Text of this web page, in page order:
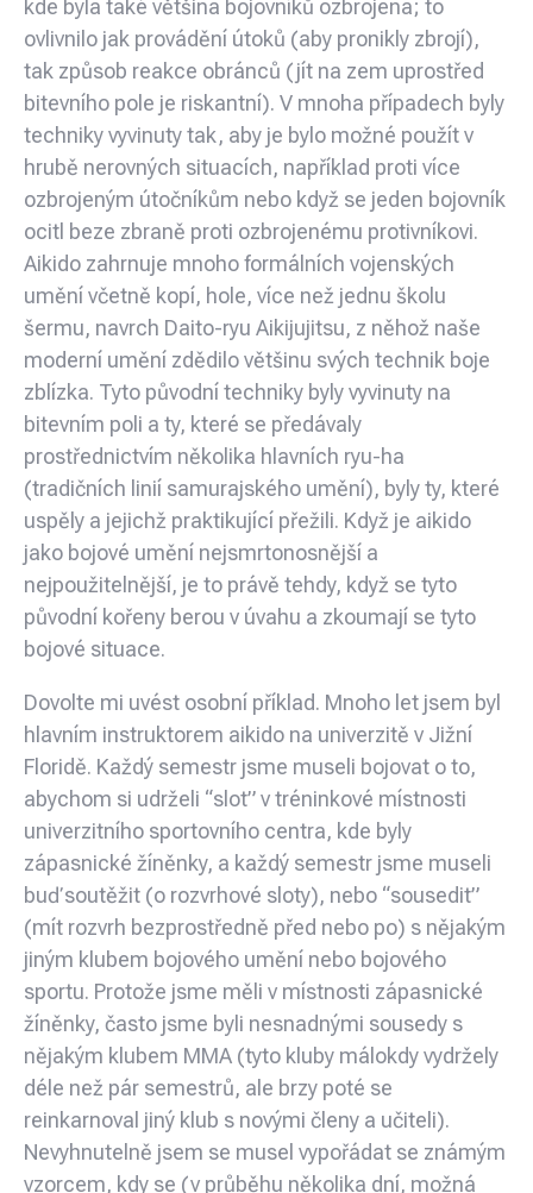
kde byla také většina bojovníků ozbrojena; to
ovlivnilo jak provádění útoků (aby pronikly zbrojí),
tak způsob reakce obránců (jít na zem uprostřed
bitevního pole je riskantní). V mnoha případech byly
techniky vyvinuty tak, aby je bylo možné použít v
hrubě nerovných situacích, například proti více
ozbrojeným útočníkům nebo když se jeden bojovník
ocitl beze zbraně proti ozbrojenému protivníkovi.
Aikido zahrnuje mnoho formálních vojenských
umění včetně kopí, hole, více než jednu školu
šermu, navrch Daito-ryu Aikijujitsu, z něhož naše
moderní umění zdědilo většinu svých technik boje
zblízka. Tyto původní techniky byly vyvinuty na
bitevním poli a ty, které se předávaly
prostřednictvím několika hlavních ryu-ha
(tradičních linií samurajského umění), byly ty, které
uspěly a jejichž praktikující přežili. Když je aikido
jako bojové umění nejsmrtonosnější a
nejpoužitelnější, je to právě tehdy, když se tyto
původní kořeny berou v úvahu a zkoumají se tyto
bojové situace.
Dovolte mi uvést osobní příklad. Mnoho let jsem byl
hlavním instruktorem aikido na univerzitě v Jižní
Floridě. Každý semestr jsme museli bojovat o to,
abychom si udrželi “slot” v tréninkové místnosti
univerzitního sportovního centra, kde byly
zápasnické žíněnky, a každý semestr jsme museli
buď soutěžit (o rozvrhové sloty), nebo “sousedit”
(mít rozvrh bezprostředně před nebo po) s nějakým
jiným klubem bojového umění nebo bojového
sportu. Protože jsme měli v místnosti zápasnické
žíněnky, často jsme byli nesnadnými sousedy s
nějakým klubem MMA (tyto kluby málokdy vydržely
déle než pár semestrů, ale brzy poté se
reinkarnoval jiný klub s novými členy a učiteli).
Nevyhnutelně jsem se musel vypořádat se známým
vzorcem, kdy se (v průběhu několika dní, možná